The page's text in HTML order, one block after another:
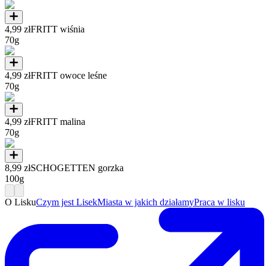
4,99 złFRITT wiśnia
70g
4,99 złFRITT owoce leśne
70g
4,99 złFRITT malina
70g
8,99 złSCHOGETTEN gorzka
100g
O LiskuCzym jest LisekMiasta w jakich działamyPraca w lisku